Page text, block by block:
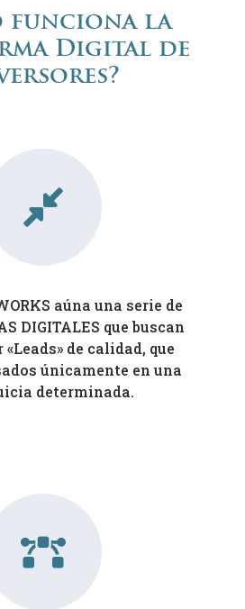
funciona la
Digital de
aúna una serie de
DIGITALES que buscan
de calidad, que
únicamente en una
determinada.